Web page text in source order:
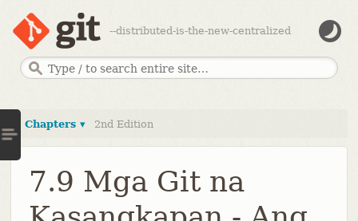
--distributed-is-the-new-centralized
Chapters ▾ 2nd Edition
7.9 Mga Git na